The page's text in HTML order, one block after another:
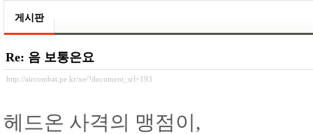
게시판
Re: 음 보통은요
http://aircombat.pe.kr/xe/?document_srl=193
헤드온 사격의 맹점이,